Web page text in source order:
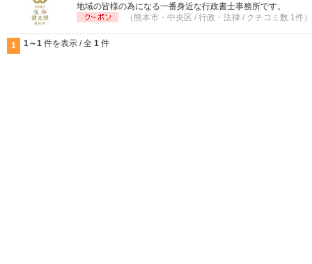
地域の皆様の為になる一番身近な行政書士事務所です。
（熊本市・中央区 / 行政・法律 / クチコミ数 1件）
1 1～1 件を表示 / 全 1 件